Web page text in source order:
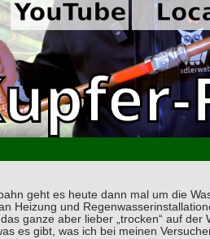
geht es heute dann mal um die
Heizung und
ganze aber lieber „trocken“ auf
es gibt, was ich bei meinen